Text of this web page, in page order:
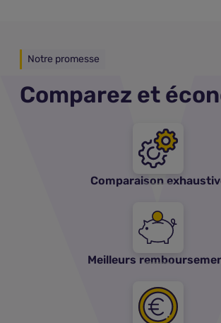
Notre promesse
Comparez et
Comparaison
Meilleurs